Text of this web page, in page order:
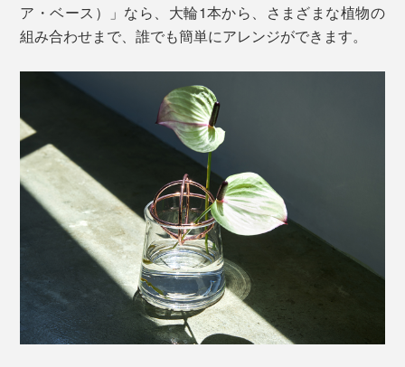
ア・ベース）」なら、大輪1本から、さまざまな植物の
組み合わせまで、誰でも簡単にアレンジができます。